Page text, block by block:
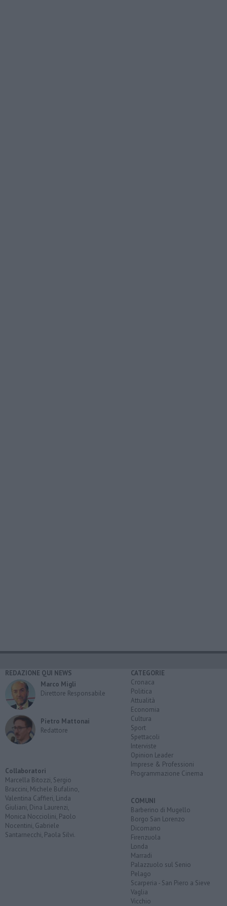
REDAZIONE QUI NEWS
Marco Migli
Direttore Responsabile
Pietro Mattonai
Redattore
Collaboratori
Marcella Bitozzi, Sergio
Braccini, Michele Bufalino,
Valentina Caffieri, Linda
Giuliani, Dina Laurenzi,
Monica Nocciolini, Paolo
Nocentini, Gabriele
Santarnecchi, Paola Silvi.
CATEGORIE
Cronaca
Politica
Attualità
Economia
Cultura
Sport
Spettacoli
Interviste
Opinion Leader
Imprese & Professioni
Programmazione Cinema
COMUNI
Barberino di Mugello
Borgo San Lorenzo
Dicomano
Firenzuola
Londa
Marradi
Palazzuolo sul Senio
Pelago
Scarperia - San Piero a Sieve
Vaglia
Vicchio